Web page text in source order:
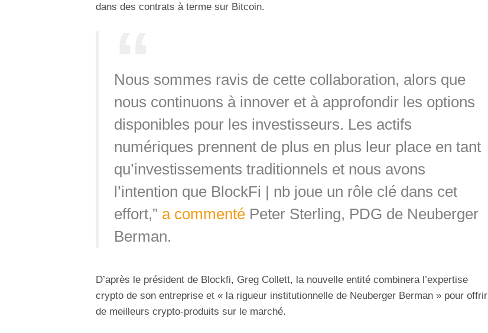
dans des contrats à terme sur Bitcoin.
Nous sommes ravis de cette collaboration, alors que
nous continuons à innover et à approfondir les options
disponibles pour les investisseurs. Les actifs
numériques prennent de plus en plus leur place en tant
qu’investissements traditionnels et nous avons
l’intention que BlockFi | nb joue un rôle clé dans cet
effort,” a commentéPeter Sterling, PDG de Neuberger
Berman.
D’après le président de Blockfi, Greg Collett, la nouvelle entité combinera l’expertise
crypto de son entreprise et « la rigueur institutionnelle de Neuberger Berman » pour offrir
de meilleurs crypto-produits sur le marché.